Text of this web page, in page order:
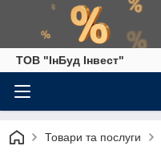
ТОВ "ІнБуд Інвест"
Товари та послуги